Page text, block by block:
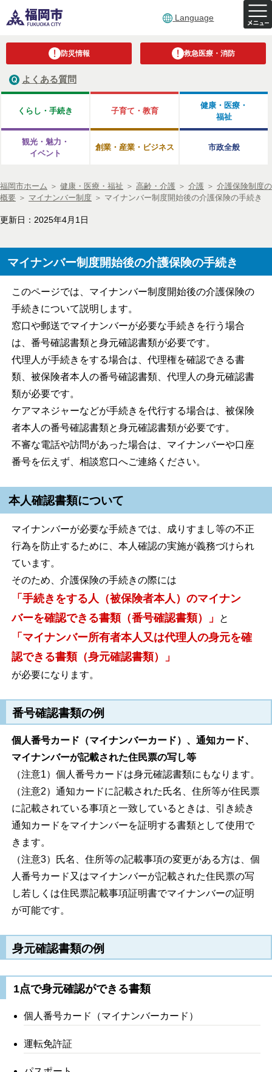
Language
防災情報 救急医療・消防
よくある質問
くらし・手続き 子育て・教育
健康・医療・
福祉
観光・魅力・
イベント
創業・産業・ビジネス 市政全般
福岡市ホーム ＞ 健康・医療・福祉 ＞ 高齢・介護 ＞ 介護 ＞ 介護保険制度の
概要 ＞ マイナンバー制度 ＞ マイナンバー制度開始後の介護保険の手続き
更新日：2025年4月1日
マイナンバー制度開始後の介護保険の手続き
このページでは、マイナンバー制度開始後の介護保険の
手続きについて説明します。
窓口や郵送でマイナンバーが必要な手続きを行う場合
は、番号確認書類と身元確認書類が必要です。
代理人が手続きをする場合は、代理権を確認できる書
類、被保険者本人の番号確認書類、代理人の身元確認書
類が必要です。
ケアマネジャーなどが手続きを代行する場合は、被保険
者本人の番号確認書類と身元確認書類が必要です。
不審な電話や訪問があった場合は、マイナンバーや口座
番号を伝えず、相談窓口へご連絡ください。
本人確認書類について
マイナンバーが必要な手続きでは、成りすまし等の不正
行為を防止するために、本人確認の実施が義務づけられ
ています。
そのため、介護保険の手続きの際には
「手続きをする人（被保険者本人）のマイナン
バーを確認できる書類（番号確認書類）」
と
「マイナンバー所有者本人又は代理人の身元を確
認できる書類（身元確認書類）」
が必要になります。
番号確認書類の例
個人番号カード（マイナンバーカード）、通知カード、
マイナンバーが記載された住民票の写し等
（注意1）個人番号カードは身元確認書類にもなります。
（注意2）通知カードに記載された氏名、住所等が住民票
に記載されている事項と一致しているときは、引き続き
通知カードをマイナンバーを証明する書類として使用で
きます。
（注意3）氏名、住所等の記載事項の変更がある方は、個
人番号カード又はマイナンバーが記載された住民票の写
し若しくは住民票記載事項証明書でマイナンバーの証明
が可能です。
身元確認書類の例
1点で身元確認ができる書類
個人番号カード（マイナンバーカード）
運転免許証